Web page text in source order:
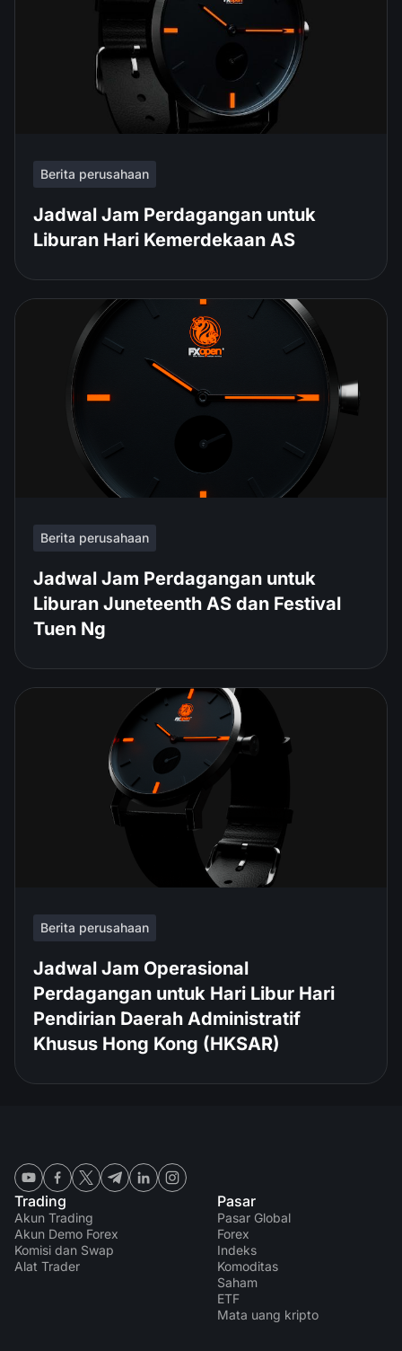
Berita perusahaan
Jadwal Jam Perdagangan untuk
Liburan Hari Kemerdekaan AS
Berita perusahaan
Jadwal Jam Perdagangan untuk
Liburan Juneteenth AS dan Festival
Tuen Ng
Berita perusahaan
Jadwal Jam Operasional
Perdagangan untuk Hari Libur Hari
Pendirian Daerah Administratif
Khusus Hong Kong (HKSAR)
Trading
Akun Trading
Akun Demo Forex
Komisi dan Swap
Alat Trader
Pasar
Pasar Global
Forex
Indeks
Komoditas
Saham
ETF
Mata uang kripto